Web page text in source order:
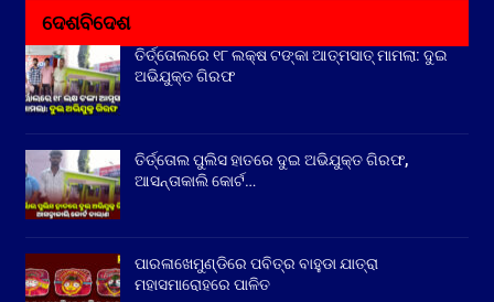
ଦେଶବିଦେଶ
ତିର୍ତ୍ତୋଲରେ ୧୮ ଲକ୍ଷ ଟଙ୍କା ଆତ୍ମସାତ୍ ମାମଲା: ଦୁଇ
ଅଭିଯୁକ୍ତ ଗିରଫ
ତିର୍ତ୍ତୋଲ ପୁଲିସ ହାତରେ ଦୁଇ ଅଭିଯୁକ୍ତ ଗିରଫ,
ଆସନ୍ତାକାଲି କୋର୍ଟ…
ପାରଳାଖେମୁଣ୍ଡିରେ ପବିତ୍ର ବାହୁଡା ଯାତ୍ରା
ମହାସମାରୋହରେ ପାଳିତ